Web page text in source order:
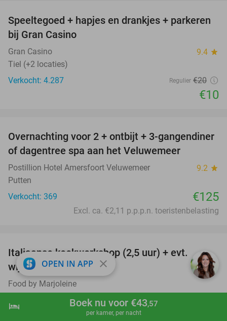
shopping_cart Boek nu
hotel Boek nu voor €43,57
per kamer, per nacht
50%
Speeltegoed + hapjes en drankjes + parkeren
bij Gran Casino
Gran Casino 9.4 star
Tiel (+2 locaties)
Verkocht: 4.287
Regulier €20
€10
Overnachting voor 2 + ontbijt + 3-gangendiner
of dagentree spa aan het Veluwemeer
Postillion Hotel Amersfoort Veluwemeer 9.2 star
Putten
Verkocht: 369
€125
Excl. ca. €2,11 p.p.p.n. toeristenbelasting
60%
Italiaanse kookworkshop (2,5 uur) + evt.
wijnarrangement
Food by Marjoleine
Nieuwendijk
Verkocht: 90
OPEN IN APP close